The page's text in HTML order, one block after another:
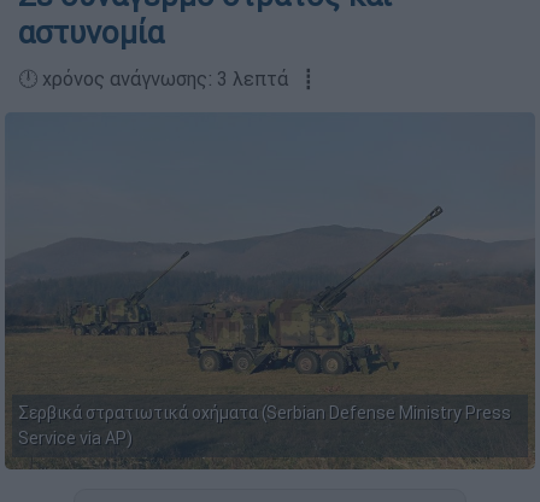
αστυνομία
🕛 χρόνος ανάγνωσης: 3 λεπτά ┋
Σερβικά στρατιωτικά οχήματα (Serbian Defense Ministry Press
Service via AP)